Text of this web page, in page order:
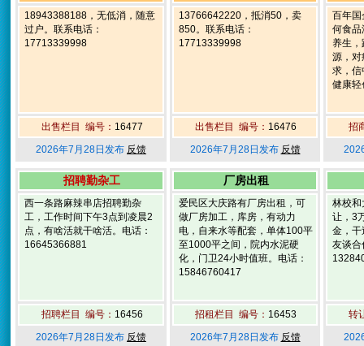
18943388188，无低消，随意
过户。联系电话：
17713339998
出售栏目 编号： 16477
2026年7月28日发布 反馈
13766642220，抵消50，卖
850。联系电话：
17713339998
出售栏目 编号： 16476
2026年7月28日发布 反馈
百年国
何食品
养生，
源，对
求，信
健康
招
招聘勤杂工
西一条路麻辣串店招聘勤杂
工，工作时间下午3点到凌晨2
点，有啥活就干啥活。电话：
16645366881
招聘栏目 编号： 16456
2026年7月28日发布 反馈
厂房出租
爱民区大庆路有厂房出租，可
做厂房加工，库房，有动力
电，自来水等配套，单体100平
至1000平之间，院内水泥硬
化，门卫24小时值班。电话：
15846760417
招租栏目 编号： 16453
2026年7月28日发布 反馈
林校和
让，3
金，干
友谈合
转